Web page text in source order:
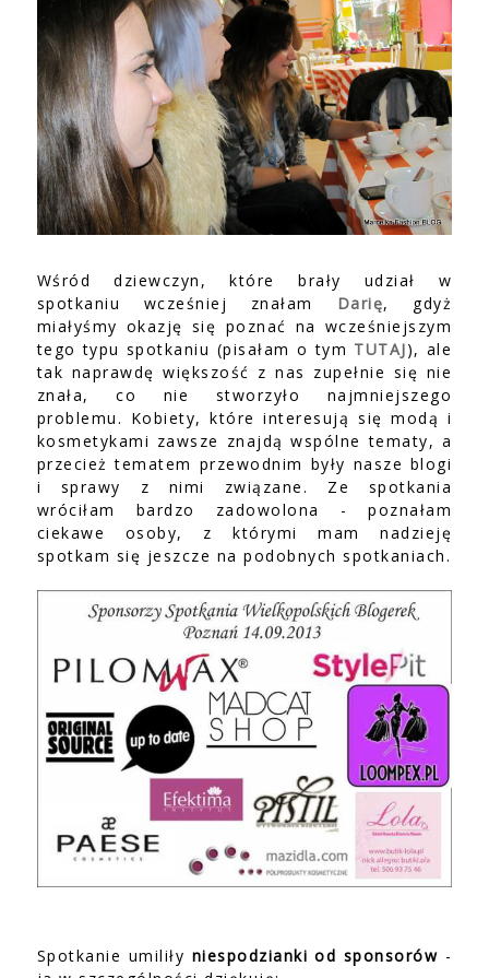
Wśród dziewczyn, które brały udział w
spotkaniu wcześniej znałam Darię, gdyż
miałyśmy okazję się poznać na wcześniejszym
tego typu spotkaniu (pisałam o tym TUTAJ), ale
tak naprawdę większość z nas zupełnie się nie
znała, co nie stworzyło najmniejszego
problemu. Kobiety, które interesują się modą i
kosmetykami zawsze znajdą wspólne tematy, a
przecież tematem przewodnim były nasze blogi
i sprawy z nimi związane. Ze spotkania
wróciłam bardzo zadowolona - poznałam
ciekawe osoby, z którymi mam nadzieję
spotkam się jeszcze na podobnych spotkaniach.
Spotkanie umiliły niespodzianki od sponsorów -